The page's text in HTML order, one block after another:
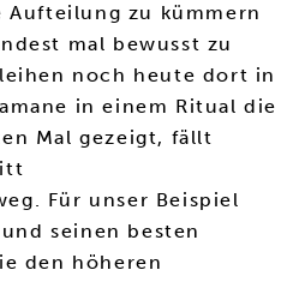
Aufteilung zu kümmern
mal bewusst zu
noch heute dort in
in einem Ritual die
Mal gezeigt, fällt
Für unser Beispiel
seinen besten
den höheren